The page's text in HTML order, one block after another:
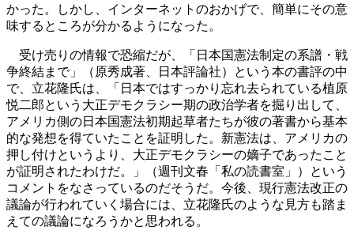
かった。しかし、インターネットのおかげで、簡単にその意
味するところが分かるようになった。
受け売りの情報で恐縮だが、「日本国憲法制定の系譜・戦
争終結まで」（原秀成著、日本評論社）という本の書評の中
で、立花隆氏は、「日本ではすっかり忘れ去られている植原
悦二郎という大正デモクラシー期の政治学者を掘り出して、
アメリカ側の日本国憲法初期起草者たちが彼の著書から基本
的な発想を得ていたことを証明した。新憲法は、アメリカの
押し付けというより、大正デモクラシーの嫡子であったこと
が証明されたわけだ。」（週刊文春「私の読書室」）という
コメントをなさっているのだそうだ。今後、現行憲法改正の
議論が行われていく場合には、立花隆氏のような見方も踏ま
えての議論になろうかと思われる。